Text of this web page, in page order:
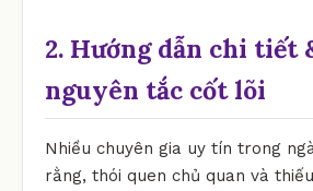
2. Hướng dẫn chi tiết
nguyên tắc cốt lõi
Nhiều chuyên gia uy tín trong
rằng, thói quen chủ quan và